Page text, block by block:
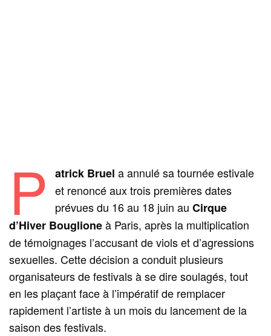
P atrick Bruel a annulé sa tournée estivale
et renoncé aux trois premières dates
prévues du 16 au 18 juin au Cirque
d’Hiver Bouglioneà Paris, après la multiplication
de témoignages l’accusant de viols et d’agressions
sexuelles. Cette décision a conduit plusieurs
organisateurs de festivals à se dire soulagés, tout
en les plaçant face à l’impératif de remplacer
rapidement l’artiste à un mois du lancement de la
saison des festivals.